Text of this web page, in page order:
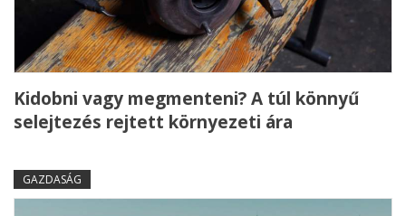
Kidobni vagy megmenteni? A túl könnyű
selejtezés rejtett környezeti ára
GAZDASÁG